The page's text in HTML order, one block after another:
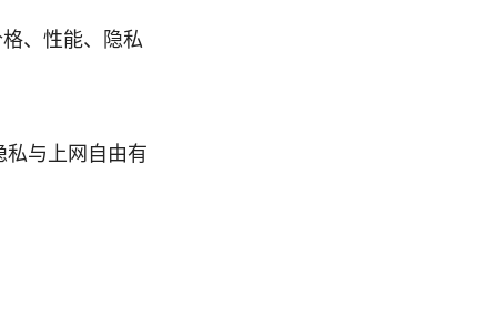
、性能、隐私
与上网自由有